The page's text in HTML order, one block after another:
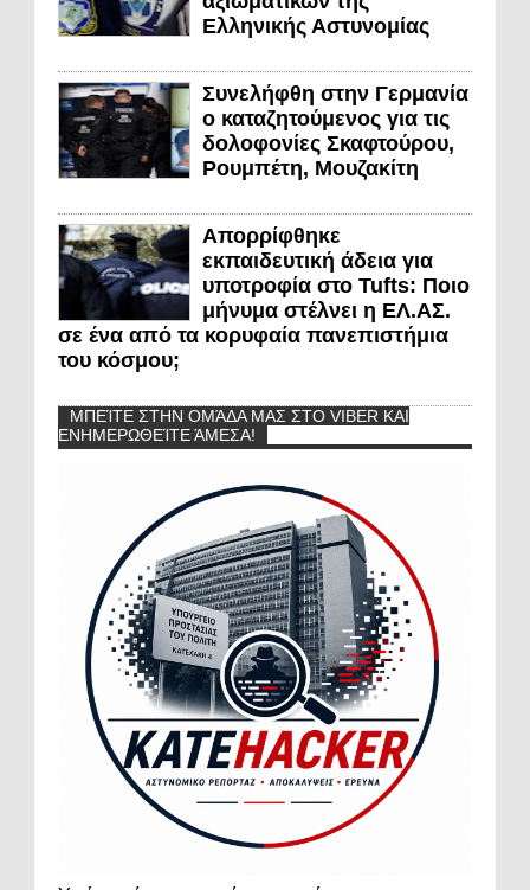
Ελληνικής Αστυνομίας
Συνελήφθη στην Γερμανία
ο καταζητούμενος για τις
δολοφονίες Σκαφτούρου,
Ρουμπέτη, Μουζακίτη
Απορρίφθηκε
εκπαιδευτική άδεια για
υποτροφία στο Tufts: Ποιο
μήνυμα στέλνει η ΕΛ.ΑΣ.
σε ένα από τα κορυφαία πανεπιστήμια
του κόσμου;
ΜΠΕΊΤΕ ΣΤΗΝ ΟΜΆΔΑ ΜΑΣ ΣΤΟ VIBER ΚΑΙ
ΕΝΗΜΕΡΩΘΕΊΤΕ ΆΜΕΣΑ!